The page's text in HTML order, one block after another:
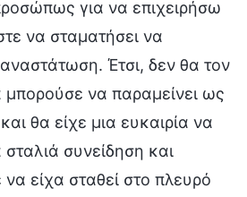
για να επιχειρήσω
να σταματήσει να
Έτσι, δεν θα τον
να παραμείνει ως
θα είχε μια ευκαιρία να
συνείδηση και
είχα σταθεί στο πλευρό